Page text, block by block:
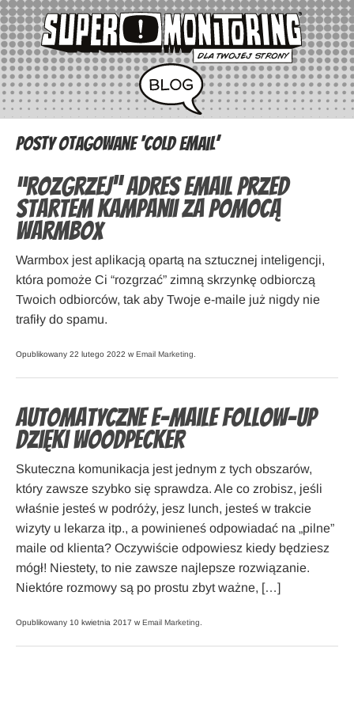
Posty otagowane ‘cold email’
“Rozgrzej” adres email przed
startem kampanii za pomocą
Warmbox
Warmbox jest aplikacją opartą na sztucznej inteligencji,
która pomoże Ci “rozgrzać” zimną skrzynkę odbiorczą
Twoich odbiorców, tak aby Twoje e-maile już nigdy nie
trafiły do spamu.
Opublikowany 22 lutego 2022 w Email Marketing
Automatyczne e-maile follow-up
dzięki Woodpecker
Skuteczna komunikacja jest jednym z tych obszarów,
który zawsze szybko się sprawdza. Ale co zrobisz, jeśli
właśnie jesteś w podróży, jesz lunch, jesteś w trakcie
wizyty u lekarza itp., a powinieneś odpowiadać na „pilne”
maile od klienta? Oczywiście odpowiesz kiedy będziesz
mógł! Niestety, to nie zawsze najlepsze rozwiązanie.
Niektóre rozmowy są po prostu zbyt ważne, […]
Opublikowany 10 kwietnia 2017 w Email Marketing